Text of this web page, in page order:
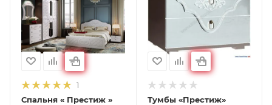
1
Спальня « Престиж »
Тумбы «Престиж»